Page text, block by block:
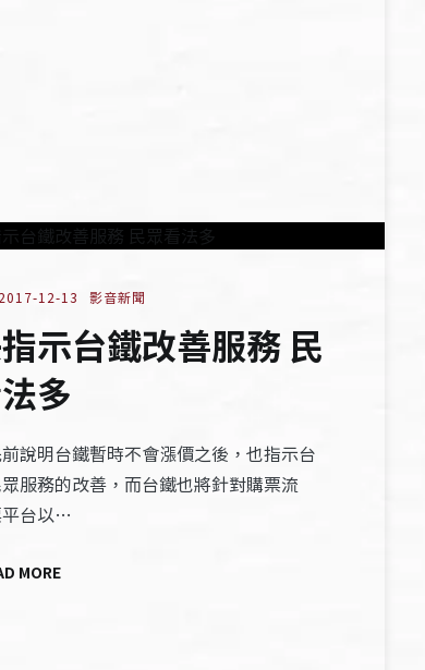
2017-12-13 影音新聞
示台鐵改善服務 民
多
說明台鐵暫時不會漲價之後，也指示台
服務的改善，而台鐵也將針對購票流
台以…
MORE